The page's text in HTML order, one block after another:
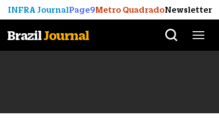
INFRA JournalPage9Metro QuadradoNewsletter
BrazilJournal